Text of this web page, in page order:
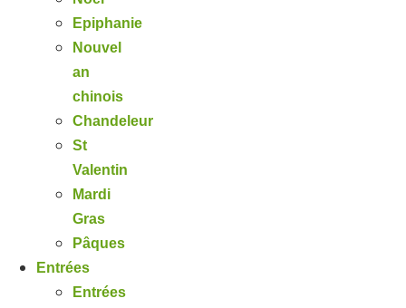
Epiphanie
Nouvel
an
chinois
Chandeleur
St
Valentin
Mardi
Gras
Pâques
Entrées
Entrées